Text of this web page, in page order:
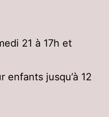
21 à 17h et
enfants jusqu’à 12